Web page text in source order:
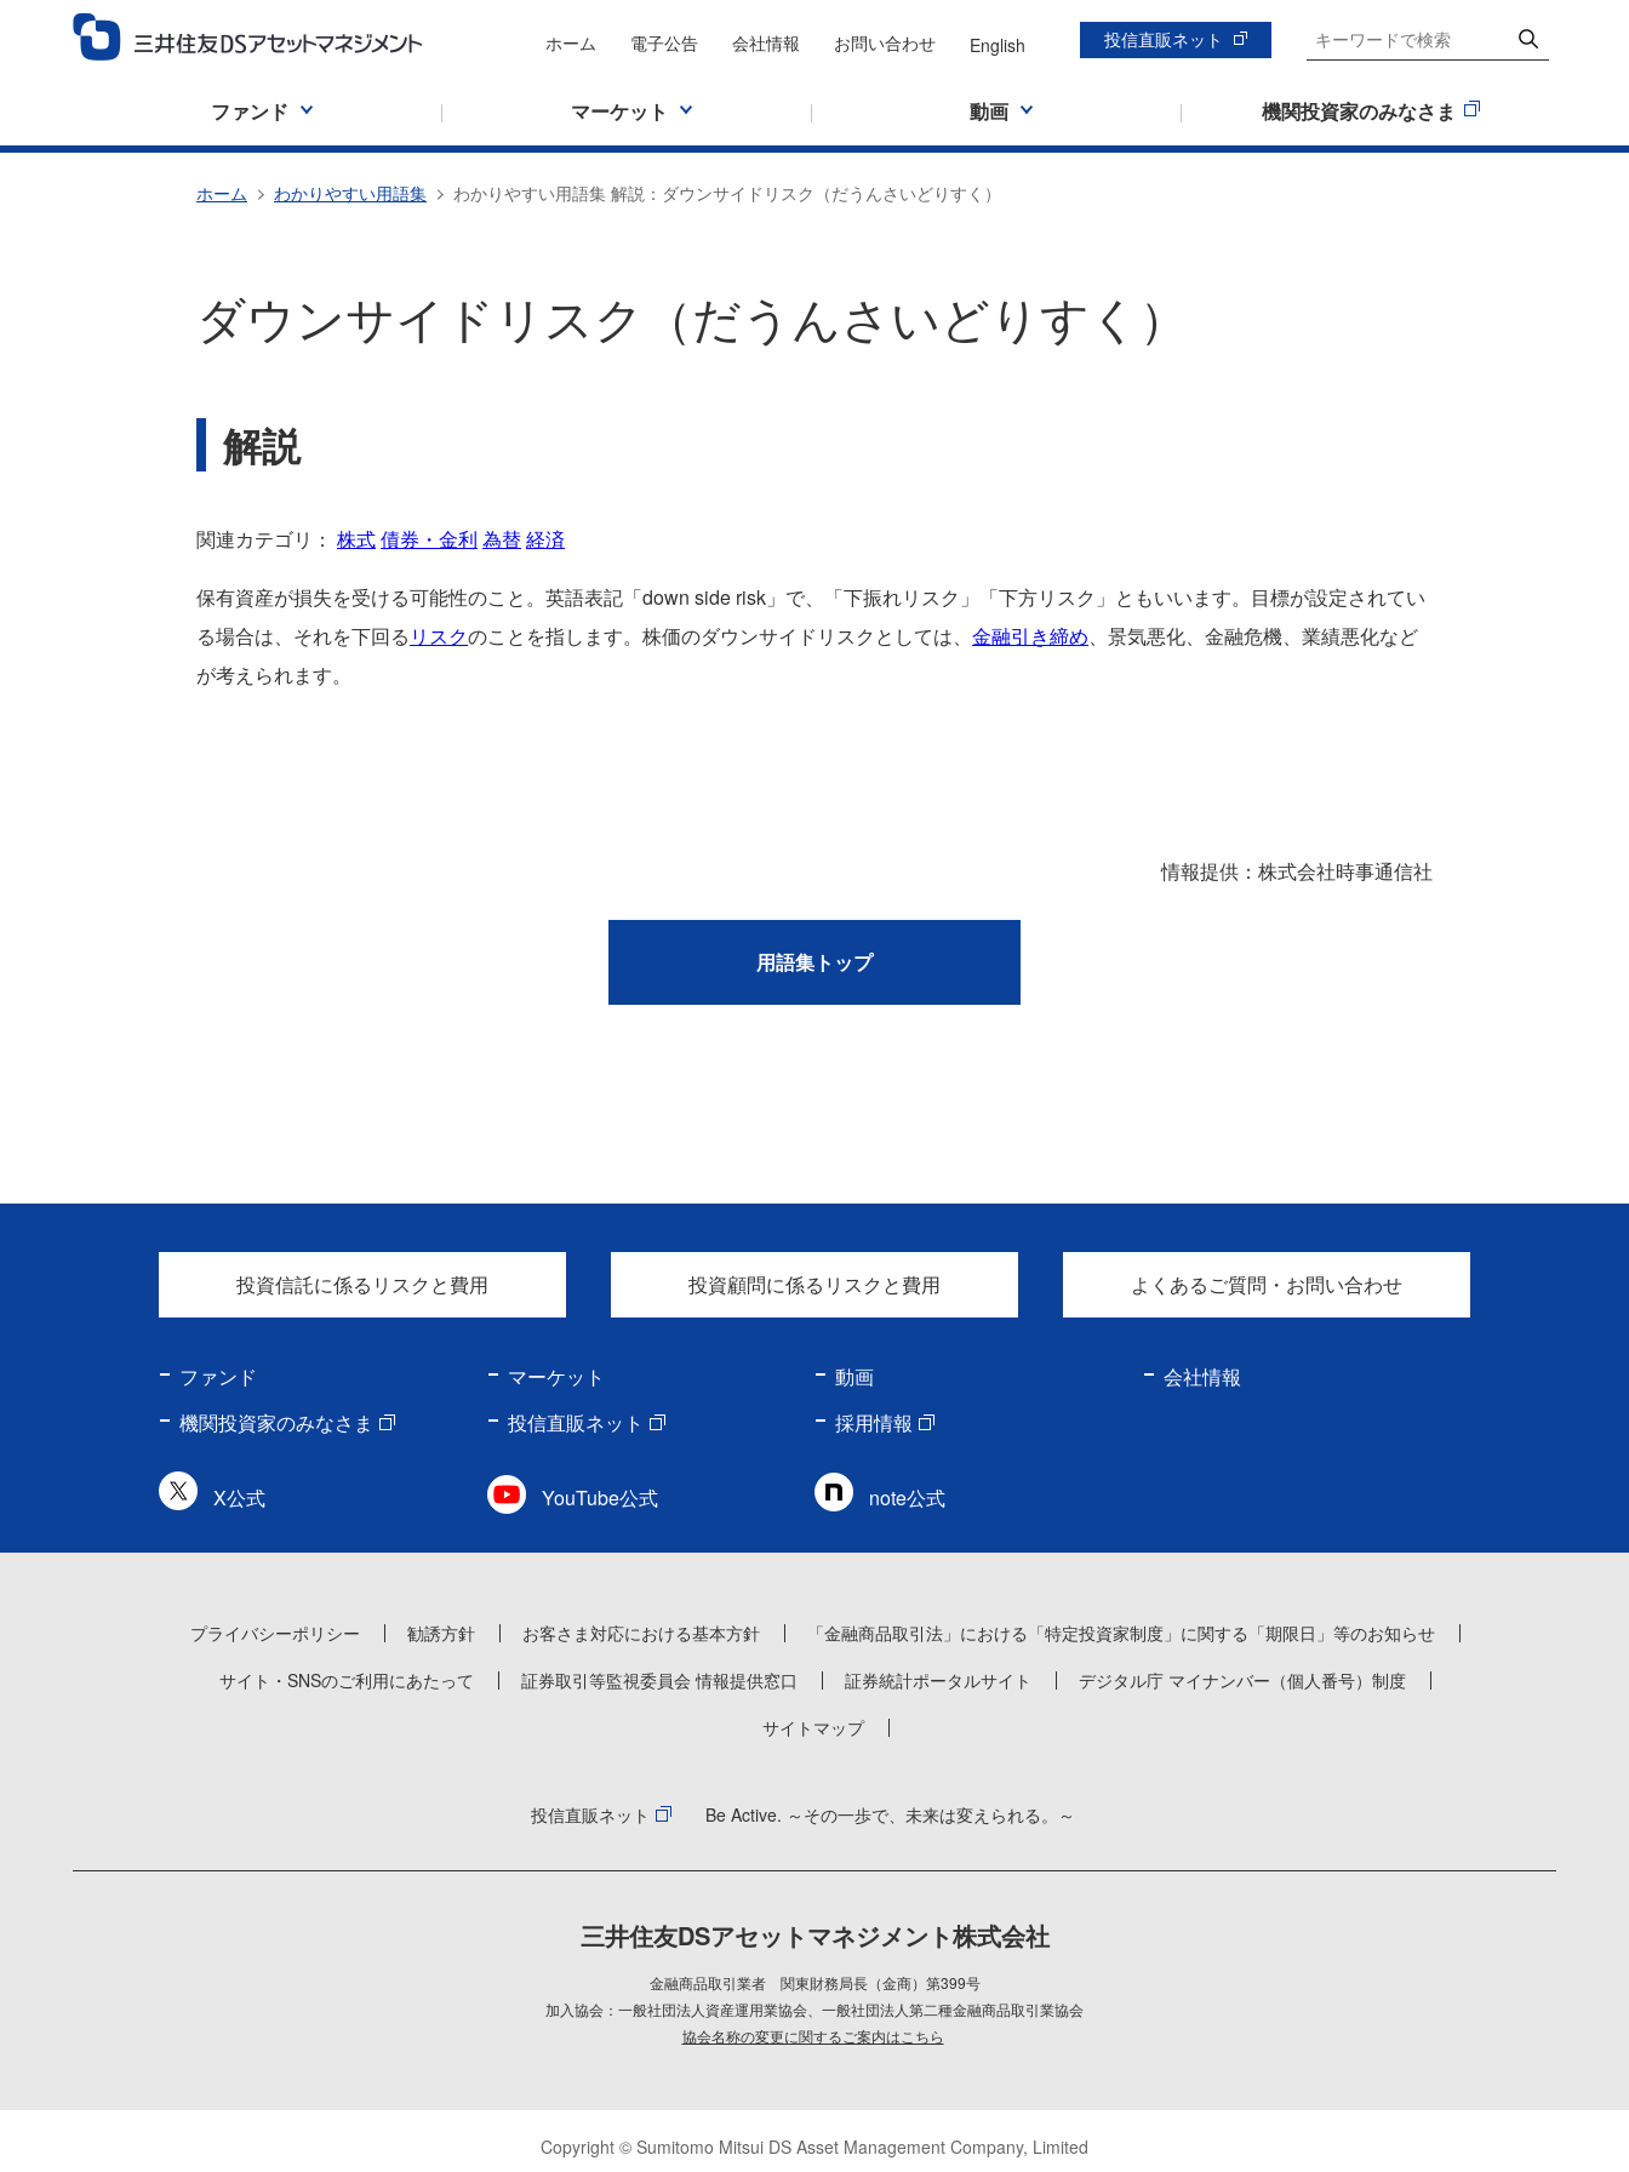
ホーム 電子公告 会社情報 お問い合わせ English 投信直販ネット
ファンド マーケット 動画 機関投資家のみなさま
ホーム わかりやすい用語集 わかりやすい用語集 解説：ダウンサイドリスク（だうんさいどりすく）
ダウンサイドリスク（だうんさいどりすく）
解説
関連カテゴリ： 株式債券・金利 為替経済
保有資産が損失を受ける可能性のこと。英語表記「down side risk」で、「下振れリスク」「下方リスク」ともいいます。目標が設定されてい
る場合は、それを下回る リスクのことを指します。株価のダウンサイドリスクとしては、 金融引き締め、景気悪化、金融危機、業績悪化など
が考えられます。
情報提供：株式会社時事通信社
用語集トップ
投資信託に係るリスクと費用 投資顧問に係るリスクと費用 よくあるご質問・お問い合わせ
ファンド マーケット 動画
会社情報
機関投資家のみなさま
投信直販ネット 採用情報
X公式 YouTube公式 note公式
プライバシーポリシー 勧誘方針 お客さま対応における基本方針
「金融商品取引法」における「特定投資家制度」に関する「期限日」等のお知らせ
サイト・SNSのご利用にあたって
証券取引等監視委員会 情報提供窓口 証券統計ポータルサイト
デジタル庁 マイナンバー（個人番号）制度
サイトマップ
投信直販ネット Be Active. ～その一歩で、未来は変えられる。～
三井住友DSアセットマネジメント株式会社
金融商品取引業者 関東財務局長（金商）第399号
加入協会：一般社団法人資産運用業協会
一般社団法人第二種金融商品取引業協会
協会名称の変更に関するご案内はこちら
Copyright © Sumitomo Mitsui DS Asset Management Company, Limited